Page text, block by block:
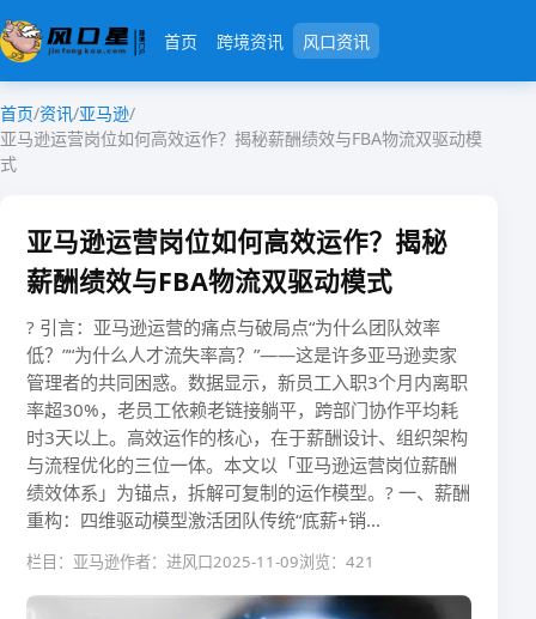
首页 跨境资讯 风口资讯
首页/资讯/亚马逊/
亚马逊运营岗位如何高效运作？揭秘薪酬绩效与FBA物流双驱动模
式
亚马逊运营岗位如何高效运作？揭秘
薪酬绩效与FBA物流双驱动模式
? 引言：亚马逊运营的痛点与破局点“为什么团队效率
低？”“为什么人才流失率高？”——这是许多亚马逊卖家
管理者的共同困惑。数据显示，新员工入职3个月内离职
率超30%，老员工依赖老链接躺平，跨部门协作平均耗
时3天以上。​​高效运作的核心，在于薪酬设计、组织架构
与流程优化的三位一体​​。本文以「亚马逊运营岗位薪酬
绩效体系」为锚点，拆解可复制的运作模型。? 一、薪酬
重构：四维驱动模型激活团队传统“底薪+销...
栏目：亚马逊作者：进风口2025-11-09浏览：421